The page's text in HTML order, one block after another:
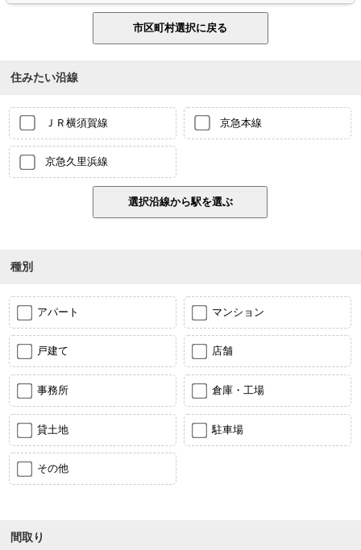
住みたい沿線
ＪＲ横須賀線 京急本線
京急久里浜線
種別
アパート マンション
戸建て 店舗
事務所 倉庫・工場
貸土地 駐車場
その他
間取り